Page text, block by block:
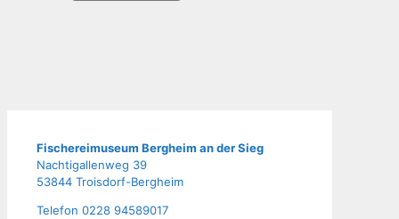
Fische­rei­mu­se­um Berg­heim an der Sieg
Nach­ti­gal­len­weg 39
53844 Troisdorf-Bergheim
Tele­fon 0228 94589017